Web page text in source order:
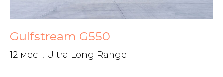
Gulfstream G550
12 мест, Ultra Long Range